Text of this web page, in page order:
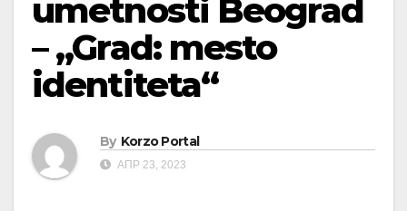
umetnosti Beograd
– „Grad: mesto
identiteta“
By Korzo Portal
АПР 23, 2023